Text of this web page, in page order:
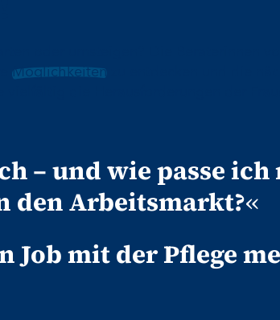
Möglichkeiten
– und wie passe
den Arbeitsmarkt?«
Job mit der Pflege